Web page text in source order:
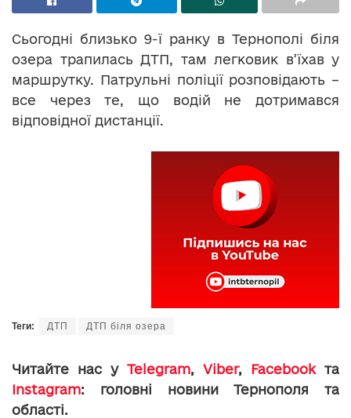
Сьогодні близько 9-ї ранку в Тернополі біля
озера трапилась ДТП, там легковик в’їхав у
маршрутку. Патрульні поліції розповідають –
все через те, що водій не дотримався
відповідної дистанції.
Теги: ДТП ДТП біля озера
Читайте нас у Telegram, Viber, Facebookта
Instagram: головні новини Тернополя та
області.